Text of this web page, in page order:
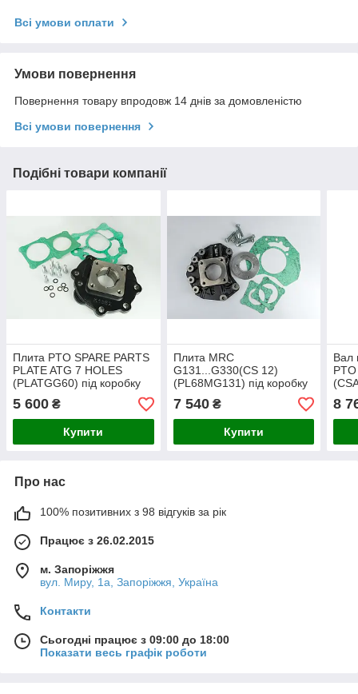
Всі умови оплати
Умови повернення
Повернення товару впродовж 14 днів за домовленістю
Всі умови повернення
Подібні товари компанії
Плита PTO SPARE PARTS
PLATE ATG 7 HOLES
(PLATGG60) під коробку
відбору потужності
Mercedes Atego G60,
Kazel
5 600 ₴
Купити
Плита MRC
G131...G330(CS 12)
(PL68MG131) під коробку
відбору потужності, Kazel
7 540₴
Купити
Вал
для
8
Про нас
100% позитивних з 98 відгуків за рік
Працює з 26.02.2015
м. Запоріжжя
вул. Миру, 1а, Запоріжжя, Україна
Контакти
Сьогодні працює з 09:00 до 18:00
Показати весь графік роботи